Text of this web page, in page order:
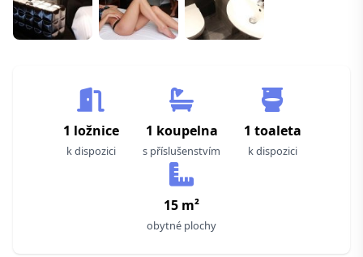
1 ložnice
k dispozici
1 koupelna
s příslušenstvím
1 toaleta
k dispozici
15 m²
obytné plochy